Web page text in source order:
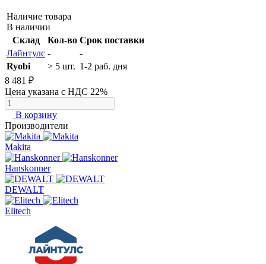
Наличие товара
В наличии
Склад
Кол-во Срок поставки
Лайнтулс -
-
Ryobi
> 5 шт. 1-2 раб. дня
8 481 ₽
Цена указана с НДС 22%
В корзину
Производители
Makita
Hanskonner
DEWALT
Elitech